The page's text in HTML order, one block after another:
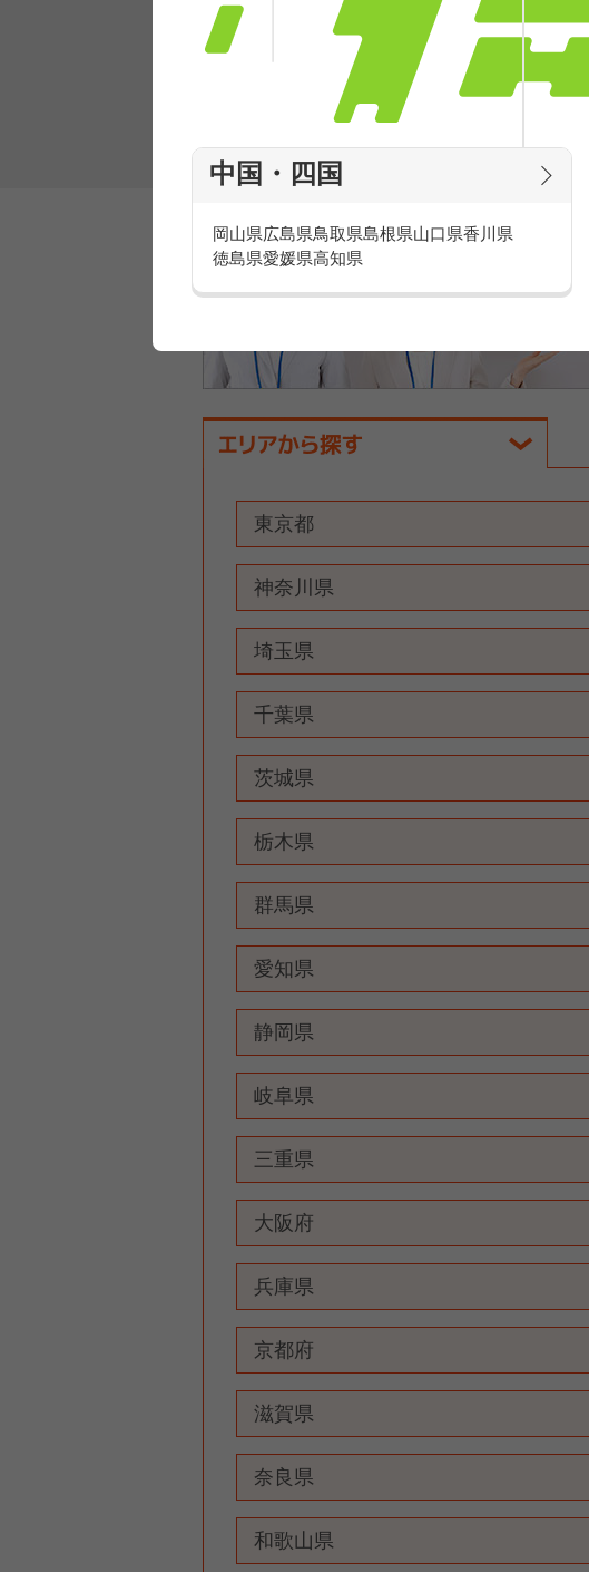
中国・四国
岡山県広島県鳥取県島根県山口県香川県
徳島県愛媛県高知県
有名ブランドで楽しく働こう
人気を誇るブランドで 販売&店舗運営スタッ
フ積極採用中！
東京都
神奈川県
埼玉県
千葉県
茨城県
栃木県
群馬県
愛知県
静岡県
岐阜県
三重県
大阪府
兵庫県
京都府
滋賀県
奈良県
和歌山県